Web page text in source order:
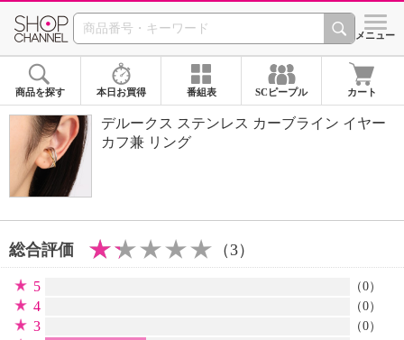
SHOP CHANNEL シメニュー
商品を探す 本日お買得 番組表 SCピープル カート
デルークス ステンレス カーブライン イヤー
カフ兼 リング
総合評価 （3）
5 （0）
4 （0）
3 （0）